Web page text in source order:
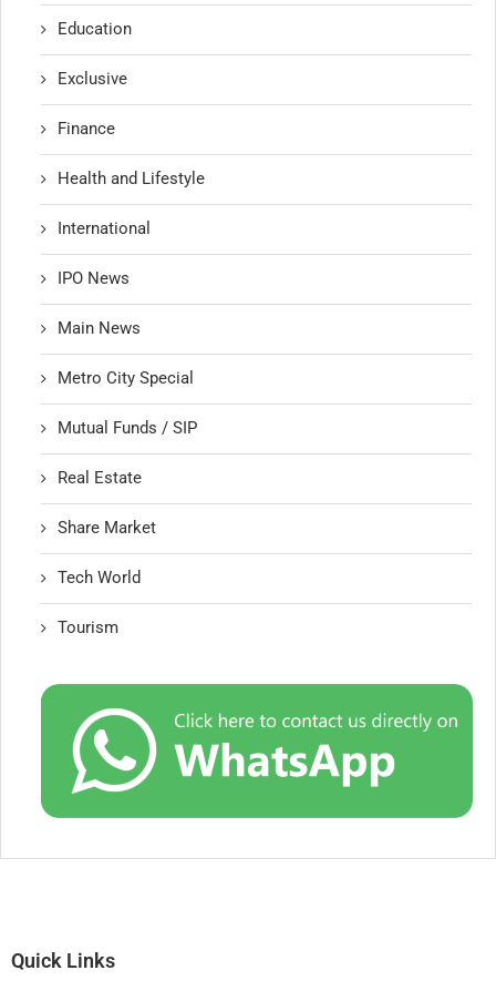
Education
Exclusive
Finance
Health and Lifestyle
International
IPO News
Main News
Metro City Special
Mutual Funds / SIP
Real Estate
Share Market
Tech World
Tourism
Quick Links